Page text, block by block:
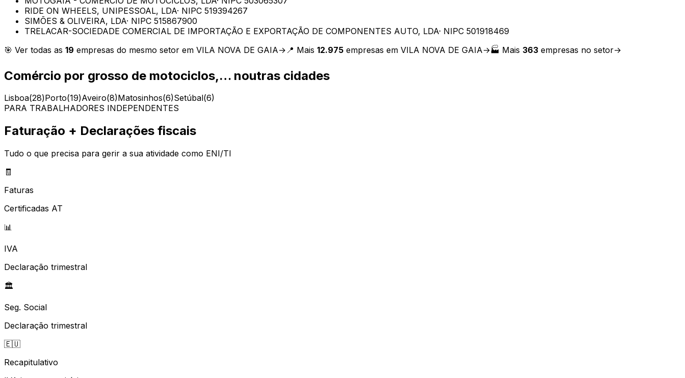
RIDE ON WHEELS, UNIPESSOAL, LDA· NIPC 519394267
SIMÕES & OLIVEIRA, LDA· NIPC 515867900
TRELACAR-SOCIEDADE COMERCIAL DE IMPORTAÇÃO E EXPORTAÇÃO DE COMPONENTES AUTO, LDA· NIPC 501918469
🎯 Ver todas as 19 empresas do mesmo setor em VILA NOVA DE GAIA→ 📍 Mais 12.975 empresas em VILA NOVA DE GAIA→🏭 Mais 363 empresas no setor→
Comércio por grosso de motociclos,… noutras cidades
Lisboa(28)Porto(19)Aveiro(8)Matosinhos(6)Setúbal(6)
PARA TRABALHADORES INDEPENDENTES
Faturação + Declarações fiscais
Tudo o que precisa para gerir a sua atividade como ENI/TI
🧾
Faturas
Certificadas AT
📊
IVA
Declaração trimestral
🏛️
Seg. Social
Declaração trimestral
🇪🇺
Recapitulativo